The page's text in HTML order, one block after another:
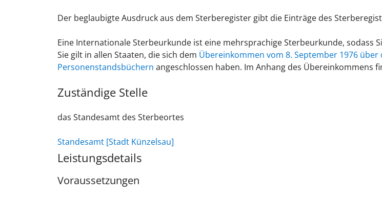
Der beglaubigte Ausdruck aus dem Sterberegister gibt die Einträge des
Eine Internationale Sterbeurkunde ist eine mehrsprachige Sterbeurkunde, sodass
Sie gilt in allen Staaten, die sich dem Übereinkommen vom 8. September 1976
Personenstandsbüchern angeschlossen haben. Im Anhang des Übereinkommens
Zuständige Stelle
das Standesamt des Sterbeortes
Standesamt [Stadt Künzelsau]
Leistungsdetails
Voraussetzungen